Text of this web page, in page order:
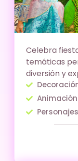
Celebra
temáticas
diversión y